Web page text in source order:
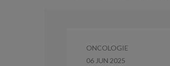
ONCOLOGIE
06 JUN 2025